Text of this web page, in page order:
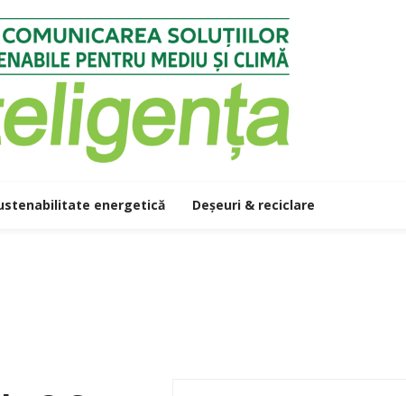
energetică Deșeuri & reciclare